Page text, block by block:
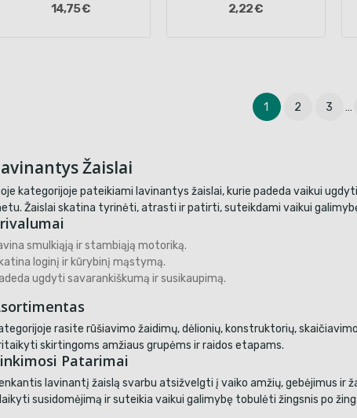
14,75 € 2,22 €
1 2 3 …
Žaislai
kategorijoje pateikiami lavinantys žaislai, kurie padeda vaikui
Žaislai skatina tyrinėti, atrasti ir patirti, suteikdami vaikui
smulkiąją ir stambiąją motoriką.
loginį ir kūrybinį mąstymą.
ugdyti savarankiškumą ir susikaupimą.
rasite rūšiavimo žaidimų, dėlionių, konstruktorių,
skirtingoms amžiaus grupėms ir raidos etapams.
Patarimai
lavinantį žaislą svarbu atsižvelgti į vaiko amžių, gebėjimus ir
susidomėjimą ir suteikia vaikui galimybę tobulėti žingsnis po